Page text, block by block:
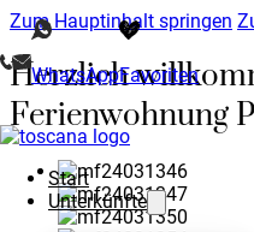
Zum Hauptinhalt springen
WhatsAppFavoriten
Start
Unterkünfte
Herzlich
Ferienwohnung